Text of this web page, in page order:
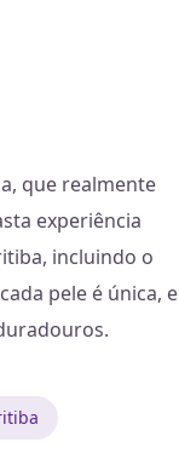
que realmente
experiência
incluindo o
pele é única, e